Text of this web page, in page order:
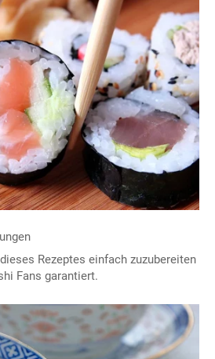
Rezeptes einfach zuzubereiten
Fans garantiert.